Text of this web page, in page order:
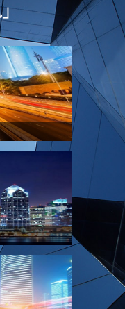
由此成为
的破产管理
全新阶段。
现已构建起
动模式，
价值重塑等
领行业创
8451 8706